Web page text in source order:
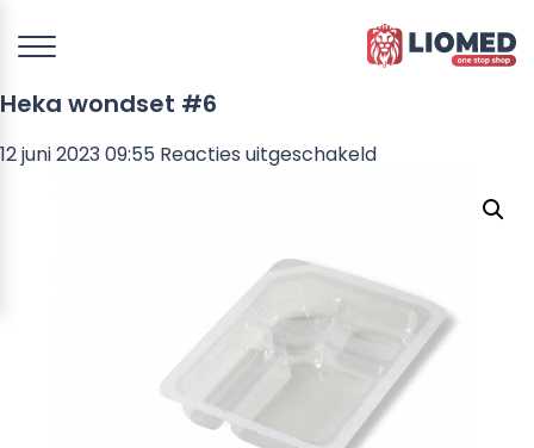
Heka wondset #6
12 juni 2023 09:55 Reacties uitgeschakeldvoor